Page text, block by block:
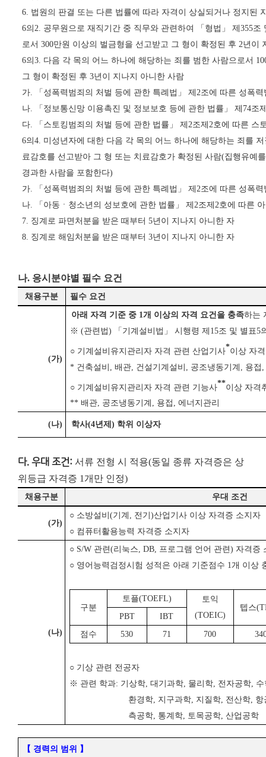
6. 법원의 판결 또는 다른 법률에 따라 자격이 상실되거나 정지된
6의 2. 공무원으로 재직기간 중 직무와 관련하여 「 형법 」 제 355조
로서 300만원 이상의 벌금형을 선고받고 그 형이 확정된 후 2년이
6의 3. 다음 각 목의 어느 하나에 해당하는 죄를 범한 사람으로서
그 형이 확정된 후 3년이 지나지 아니한 사람
가. 「 성폭력범죄의 처벌 등에 관한 특례법 」 제 2조에 따른 성폭력
나. 「 정보통신망 이용촉진 및 정보보호 등에 관한 법률 」 제 74조
다. 「 스토킹범죄의 처벌 등에 관한 법률 」 제 2조제 2호에 따른 스
6의 4. 미성년자에 대한 다음 각 목의 어느 하나에 해당하는 죄를
료감호를 선고받아 그 형 또는 치료감호가 확정된 사람(집행유예
경과한 사람을 포함한다)
가. 「 성폭력범죄의 처벌 등에 관한 특례법 」 제 2조에 따른 성폭력
나. 「 아동ㆍ청소년의 성보호에 관한 법률 」 제 2조제 2호에 따른
7. 징계로 파면처분을 받은 때부터 5년이 지나지 아니한 자
8. 징계로 해임처분을 받은 때부터 3년이 지나지 아니한 자
나. 응시분야별 필수 요건
채용구분 필수 요건
(가)
아래 자격 기준 중 1개 이상의 자격 요건을 충족하는
※ (관련법) 「 기계설비법 」 시행령 제 15조 및 별표5
○ 기계설비유지관리자 자격 관련 산업기사*이상 자
* 건축설비 배관, 건설기계설비 공조냉동기계 용접
○ 기계설비유지관리자 자격 관련 기능사**이상 자격
** 배관, 공조냉동기계 , 용접 , 에너지관리
(나) 학사(4년제) 학위 이상자
다. 우대 조건: 서류 전형 시 적용(동일 종류 자격증은 상
위등급 자격증 1개만 인정)
채용구분 우대 조건
(가)
○ 소방설비 (기계 , 전기 )산업기사 이상 자격증 소지자
○ 컴퓨터활용능력 자격증 소지자
(나)
○ S/W 관련(리눅스, DB, 프로그램 언어 관련) 자격증
○ 영어능력검정시험 성적은 아래 기준점수 1개 이상
구분
토플(TOEFL)
토익
(TOEIC)
텝스
PBT
IBT
점수
530 71 700
○ 기상 관련 전공자
※ 관련 학과: 기상학, 대기과학, 물리학, 전자공학, 수
환경학, 지구과학, 지질학, 전산학, 항
측공학, 통계학, 토목공학, 산업공학
【 경력의 범위 】